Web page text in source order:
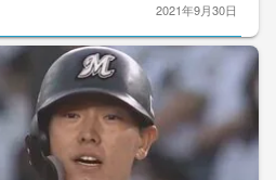
2021年9月30日